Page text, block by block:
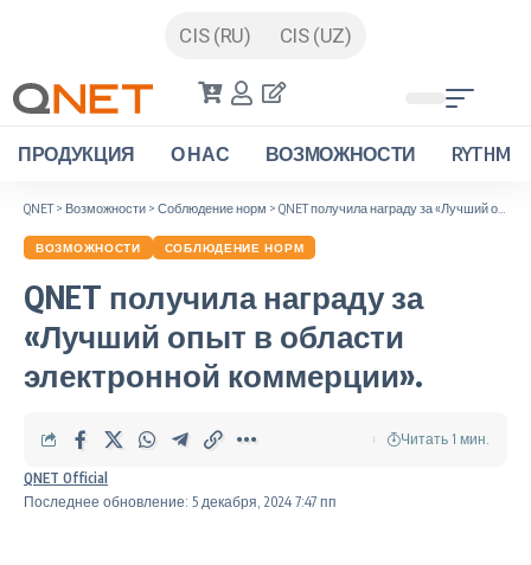
CIS (RU) CIS (UZ)
ПРОДУКЦИЯ О НАС ВОЗМОЖНОСТИ RYTHM
QNET> Возможности > Соблюдение норм > QNET получила награду за «Лучший опыт в области электронной коммерции».
ВОЗМОЖНОСТИ СОБЛЮДЕНИЕ НОРМ
QNET получила награду за
«Лучший опыт в области
электронной коммерции».
Последнее обновление: 5 декабря, 2024 7:47 пп
QNET Official
Читать 1 мин.